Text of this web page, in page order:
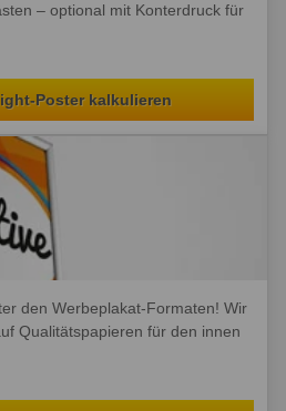
– optional mit Konterdruck für
Poster kalkulieren
den Werbeplakat-Formaten! Wir
Qualitätspapieren für den innen